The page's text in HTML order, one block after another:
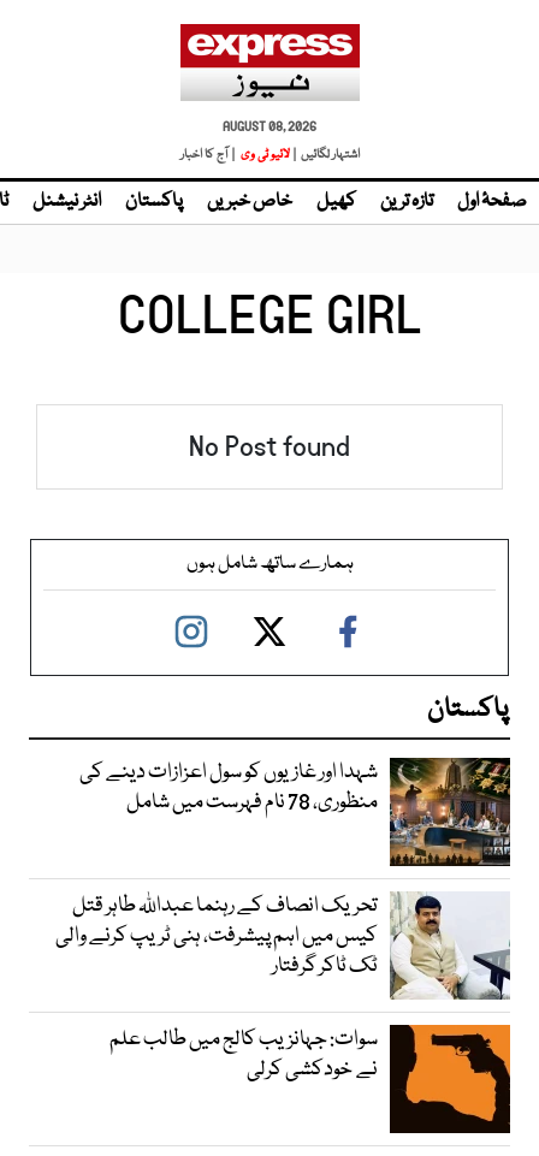
AUGUST 08, 2026
اشتہار لگائیں | لائیو ٹی وی | آج کا اخبار
صفحۂ اول تازہ ترین کھیل خاص خبریں پاکستان انٹر نیشنل
COLLEGE GIRL
No Post found
ہمارے ساتھ شامل ہوں
پاکستان
شہدا اور غازیوں کو سول اعزازات دینے کی
منظوری، 78 نام فہرست میں شامل
تحریک انصاف کے رہنما عبداللہ طاہر قتل
کیس میں اہم پیشرفت، ہنی ٹریپ کرنے والی
ٹک ٹاکر گرفتار
سوات: جہانزیب کالج میں طالب علم
نے خودکشی کرلی